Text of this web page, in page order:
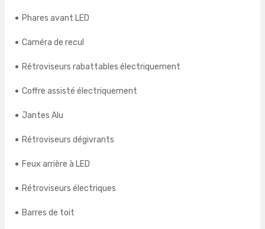
Phares avant LED
Caméra de recul
Rétroviseurs rabattables électriquement
Coffre assisté électriquement
Jantes Alu
Rétroviseurs dégivrants
Feux arrière à LED
Rétroviseurs électriques
Barres de toit